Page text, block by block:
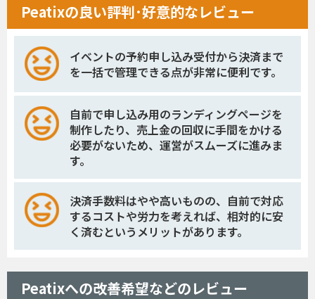
Peatixの良い評判･好意的なレビュー
イベントの予約申し込み受付から決済まで
を一括で管理できる点が非常に便利です。
自前で申し込み用のランディングページを
制作したり、売上金の回収に手間をかける
必要がないため、運営がスムーズに進みま
す。
決済手数料はやや高いものの、自前で対応
するコストや労力を考えれば、相対的に安
く済むというメリットがあります。
Peatixへの改善希望などのレビュー